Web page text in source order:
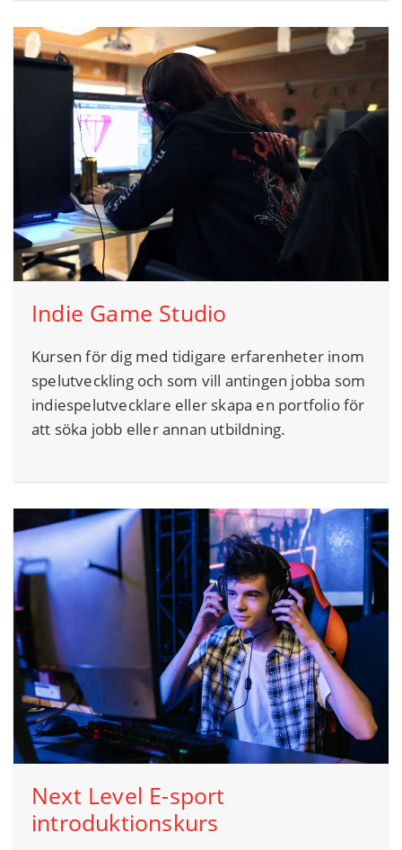
Indie Game Studio
Kursen för dig med tidigare erfarenheter inom
spelutveckling och som vill antingen jobba som
indiespelutvecklare eller skapa en portfolio för
att söka jobb eller annan utbildning.
Next Level E-sport
introduktionskurs